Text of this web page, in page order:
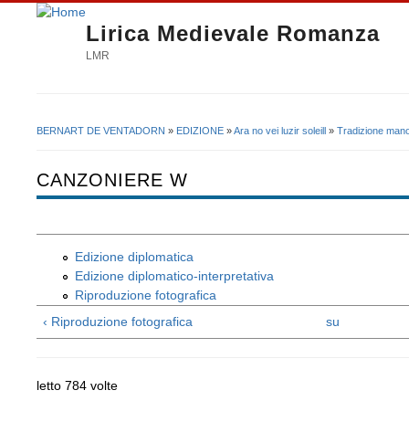
Lirica Medievale Romanza
LMR
BERNART DE VENTADORN » EDIZIONE »Ara no vei luzir soleill » Tradizione
CANZONIERE W
Edizione diplomatica
Edizione diplomatico-interpretativa
Riproduzione fotografica
‹ Riproduzione fotografica
su
letto 784 volte